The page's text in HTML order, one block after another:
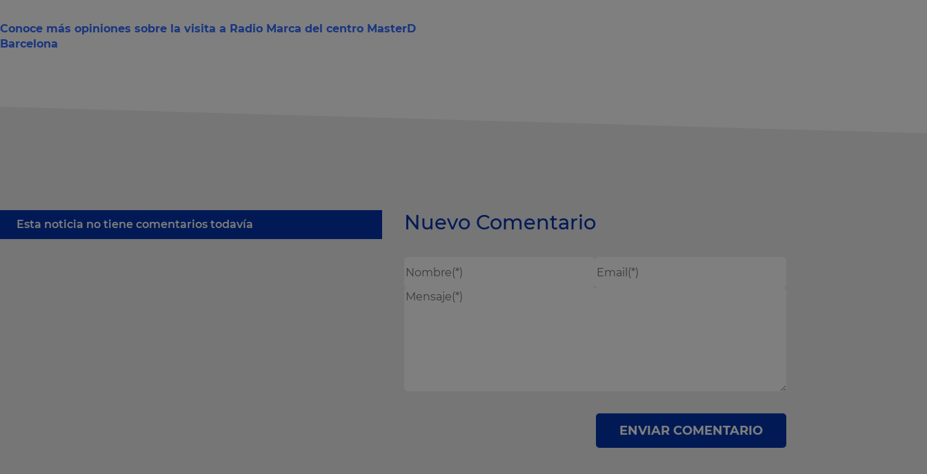
Conoce más opiniones sobre la visita a Radio Marca del centro MasterD
Barcelona
Esta noticia no tiene comentarios todavía Nuevo Comentario
ENVIAR COMENTARIO